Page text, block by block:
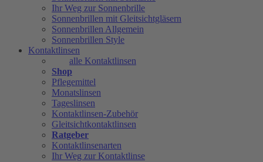
Ihr Weg zur Sonnenbrille
Sonnenbrillen mit Gleitsichtgläsern
Sonnenbrillen Allgemein
Sonnenbrillen Style
Kontaktlinsen
alle Kontaktlinsen
Shop
Pflegemittel
Monatslinsen
Tageslinsen
Kontaktlinsen-Zubehör
Gleitsichtkontaktlinsen
Ratgeber
Kontaktlinsenarten
Ihr Weg zur Kontaktlinse